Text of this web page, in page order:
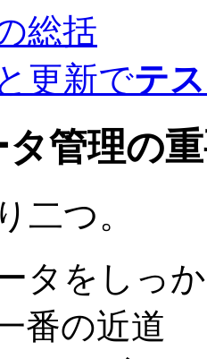
総括
更新でテ
タ管理の
二つ。
タをしっ
番の近道